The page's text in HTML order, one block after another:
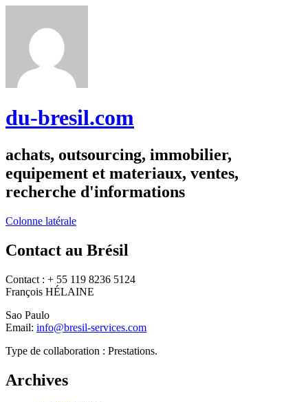
du-bresil.com
achats, outsourcing, immobilier,
equipement et materiaux, ventes,
recherche d'informations
Colonne latérale
Contact au Brésil
Contact : + 55 119 8236 5124
François HÉLAINE
Sao Paulo
Email: info@bresil-services.com
Type de collaboration : Prestations.
Archives